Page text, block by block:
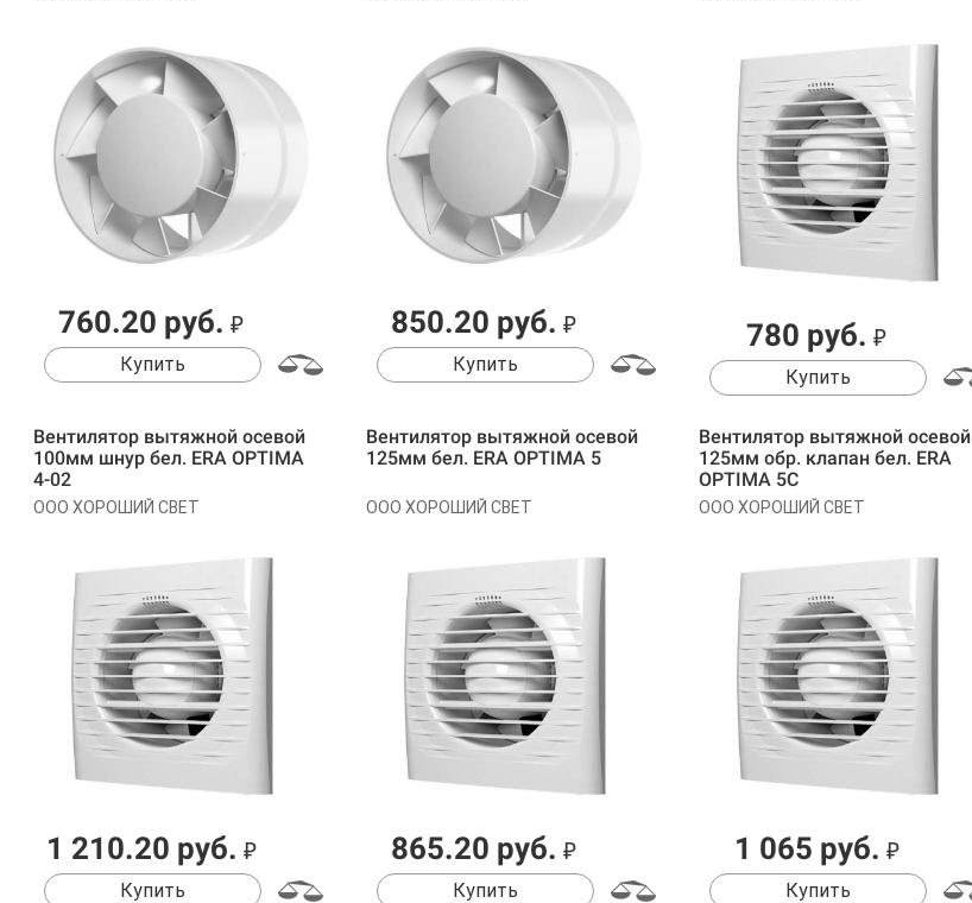
760.20 руб. ₽
Купить
850.20 руб. ₽
Купить
780 руб. ₽
Купить
Вентилятор вытяжной осевой
100мм шнур бел. ERA OPTIMA
4-02
ООО ХОРОШИЙ СВЕТ
1 210.20 руб. ₽
Купить
Вентилятор вытяжной осевой
125мм бел. ERA OPTIMA 5
ООО ХОРОШИЙ СВЕТ
865.20 руб. ₽
Купить
Вентилятор вытяжной осевой
125мм обр. клапан бел. ERA
OPTIMA 5C
ООО ХОРОШИЙ СВЕТ
1 065 руб. ₽
Купить